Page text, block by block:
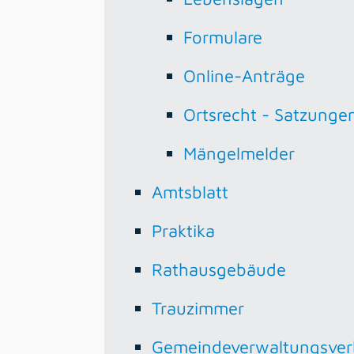
Formulare
Online-Anträge
Ortsrecht -
Mängelmelder
Amtsblatt
Praktika
Rathausgebäude
Trauzimmer